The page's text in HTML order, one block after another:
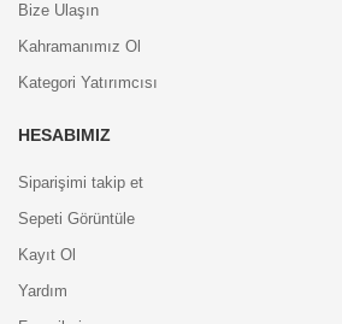
Bize Ulaşın
Kahramanımız Ol
Kategori Yatırımcısı
HESABIMIZ
Siparişimi takip et
Sepeti Görüntüle
Kayıt Ol
Yardım